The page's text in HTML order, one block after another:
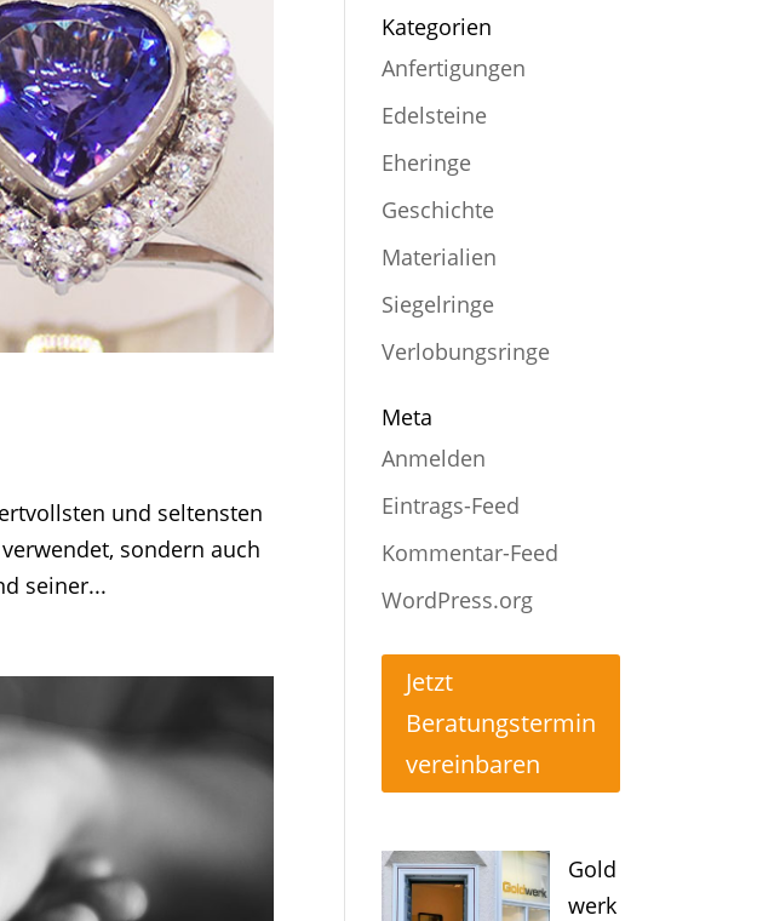
und seltensten
sondern auch
seiner...
Kategorien
Anfertigungen
Edelsteine
Eheringe
Geschichte
Materialien
Siegelringe
Verlobungsringe
Meta
Anmelden
Eintrags-Feed
Kommentar-Feed
WordPress.org
Jetzt
Beratungstermin
vereinbaren
Gold
werk